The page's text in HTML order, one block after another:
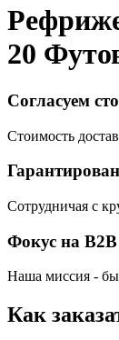
20
Согласуем
Стоимость
Сотрудничая с
Фокус на B2B
Наша миссия -
Как